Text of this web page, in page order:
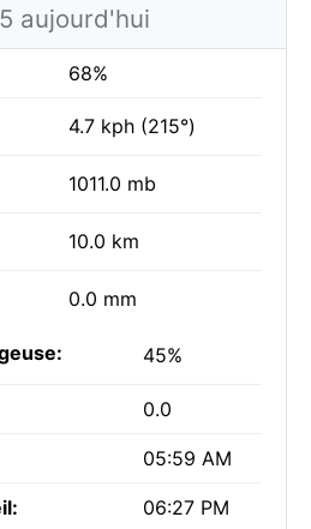
aujourd'hui
68%
4.7 kph (215°)
1011.0 mb
10.0 km
0.0 mm
45%
0.0
05:59 AM
06:27 PM